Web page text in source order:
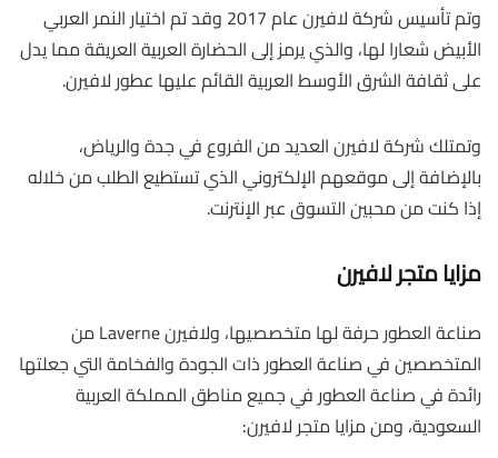
وتم تأسيس شركة لافيرن عام 2017 وقد تم اختيار النمر العربي
الأبيض شعارا لها، والذي يرمز إلى الحضارة العربية العريقة مما يدل
على ثقافة الشرق الأوسط العربية القائم عليها عطور لافيرن.
وتمتلك شركة لافيرن العديد من الفروع في جدة والرياض،
بالإضافة إلى موقعهم الإلكتروني الذي تستطيع الطلب من خلاله
إذا كنت من محبين التسوق عبر الإنترنت.
مزايا متجر لافيرن
صناعة العطور حرفة لها متخصصيها، ولافيرن Laverne من
المتخصصين في صناعة العطور ذات الجودة والفخامة التي جعلتها
رائدة في صناعة العطور في جميع مناطق المملكة العربية
السعودية، ومن مزايا متجر لافيرن: